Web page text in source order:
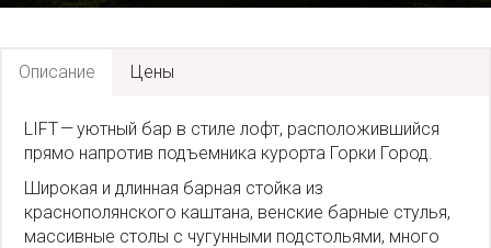
Описание Цены
LIFT — уютный бар в стиле лофт, расположившийся
прямо напротив подъемника курорта Горки Город.
Широкая и длинная барная стойка из
краснополянского каштана, венские барные стулья,
массивные столы с чугунными подстольями, много